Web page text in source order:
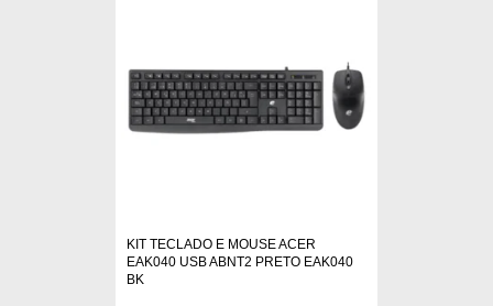
KIT TECLADO E MOUSE ACER
EAK040 USB ABNT2 PRETO EAK040
BK